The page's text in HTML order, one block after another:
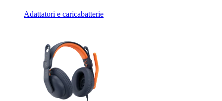
Adattatori e caricabatterie